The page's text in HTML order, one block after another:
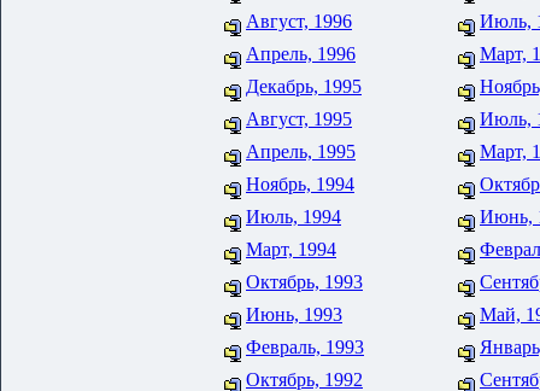
Август, 1996
Июль,
Апрель, 1996
Март,
Декабрь, 1995
Август, 1995
Июль,
Апрель, 1995
Март,
Ноябрь, 1994
Июль, 1994
Июнь,
Март, 1994
Октябрь, 1993
Июнь, 1993
Май,
Февраль, 1993
Октябрь, 1992